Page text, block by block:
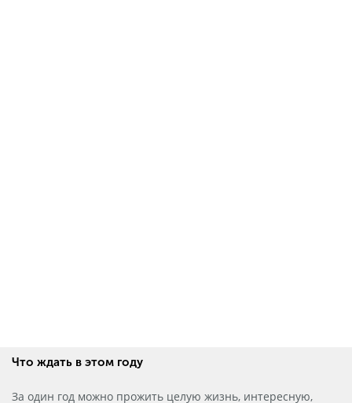
Что ждать в этом году
За один год можно прожить целую жизнь, интересную,